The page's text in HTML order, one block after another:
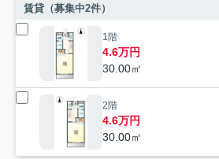
賃貸（募集中2件）
1階
4.6万円
30.00㎡
2階
4.6万円
30.00㎡